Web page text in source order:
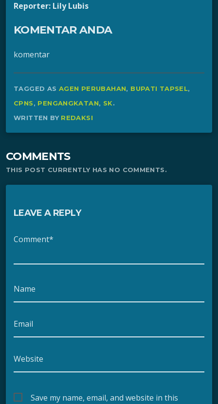
Reporter: Lily Lubis
KOMENTAR ANDA
komentar
TAGGED AS AGEN PERUBAHAN, BUPATI TAPSEL,
CPNS, PENGANGKATAN, SK.
WRITTEN BY REDAKSI
COMMENTS
THIS POST CURRENTLY HAS NO COMMENTS.
LEAVE A REPLY
Comment*
Name
Email
Website
Save my name, email, and website in this